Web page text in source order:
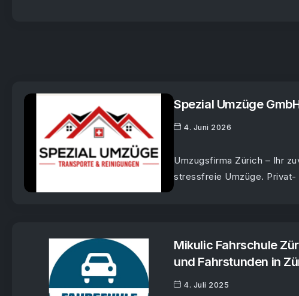
Spezial Umzüge
4. Juni 2026
Umzugsfirma Zürich – Ihr
stressfreie Umzüge. Privat-
Mikulic Fahrschule
und Fahrstunden in
4. Juli 2025